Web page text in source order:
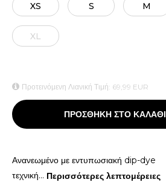
XS S M
XL
Προτεινόμενη Λιανική Τιμή: 69,99 EUR
ΠΡΟΣΘΗΚΗ ΣΤΟ ΚΑΛΑΘΙ
Ανανεωμένο με εντυπωσιακή dip-dye
τεχνική... Περισσότερες λεπτομέρειες